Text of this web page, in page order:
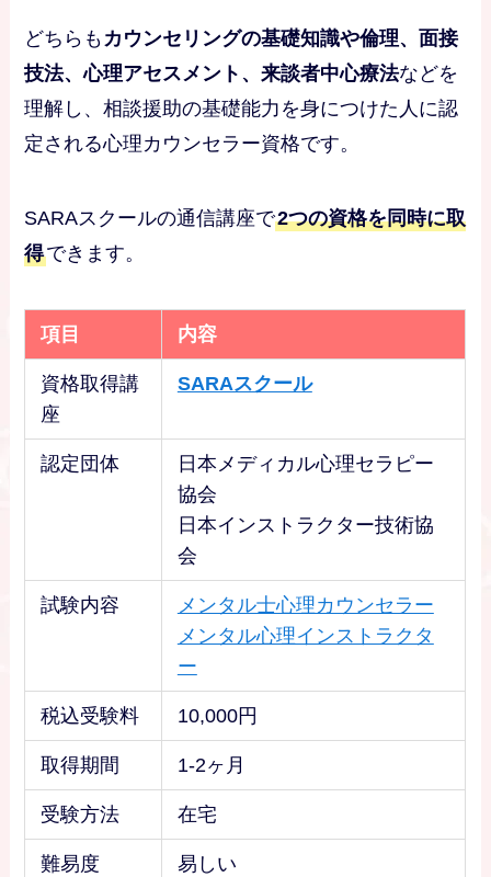
どちらも カウンセリングの基礎知識や倫理、面接
技法、心理アセスメント、来談者中心療法などを
理解し、相談援助の基礎能力を身につけた人に認
定される心理カウンセラー資格です。
SARAスクールの通信講座で2つの資格を同時に取
得できます。
項目 内容
資格取得講
座
SARAスクール
認定団体
日本メディカル心理セラピー
協会
日本インストラクター技術協
会
試験内容
メンタル士心理カウンセラー
メンタル心理インストラクタ
ー
税込受験料 10,000円
取得期間 1-2ヶ月
受験方法 在宅
難易度 易しい